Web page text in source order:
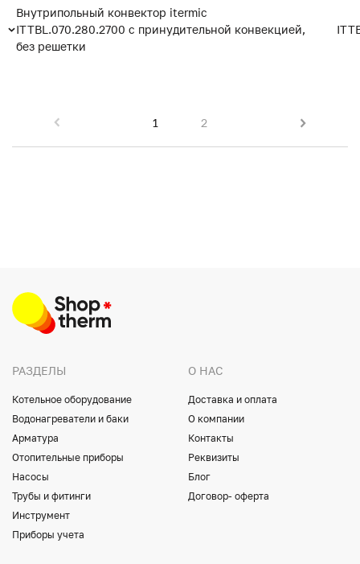
Внутрипольный конвектор itermic
ITTBL.070.280.2700 с принудительной конвекцией,
без решетки
1 2
РАЗДЕЛЫ
Котельное оборудование
Водонагреватели и баки
Арматура
Отопительные приборы
Насосы
Трубы и фитинги
Инструмент
Приборы учета
О НАС
Доставка и оплата
О компании
Контакты
Реквизиты
Блог
Договор- оферта